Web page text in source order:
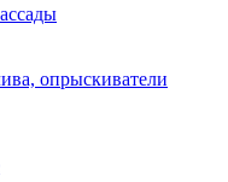
опрыскиватели